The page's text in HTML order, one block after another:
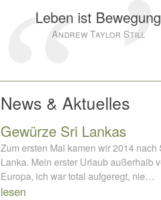
Leben ist Bewegung
Andrew Taylor Still
News & Aktuelles
Gewürze Sri Lankas
Zum ersten Mal kamen wir 2014 nach
Lanka. Mein erster Urlaub außerhalb
Europa, ich war total aufgeregt, nie…
lesen